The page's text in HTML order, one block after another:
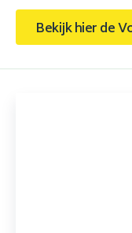
Bekijk hier de